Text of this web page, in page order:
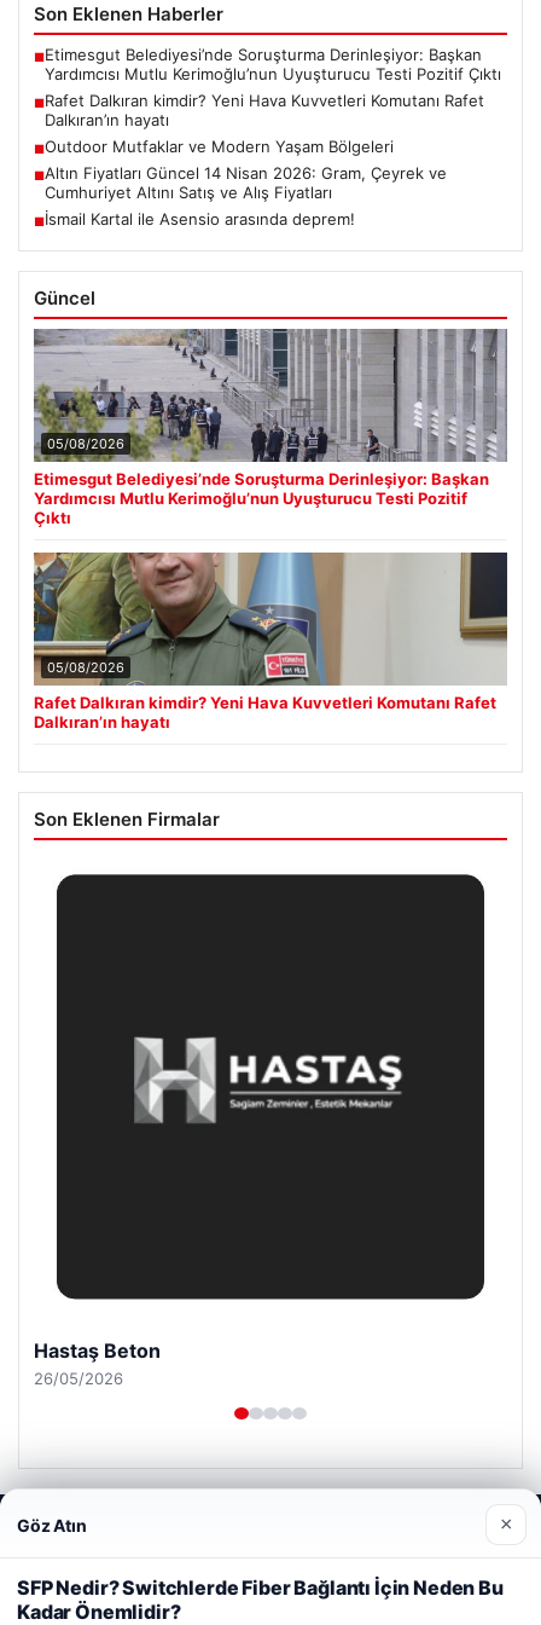
Son Eklenen Haberler
■Etimesgut Belediyesi’nde Soruşturma Derinleşiyor: Başkan
Yardımcısı Mutlu Kerimoğlu’nun Uyuşturucu Testi Pozitif Çıktı
■Rafet Dalkıran kimdir? Yeni Hava Kuvvetleri Komutanı Rafet
Dalkıran’ın hayatı
■Outdoor Mutfaklar ve Modern Yaşam Bölgeleri
■Altın Fiyatları Güncel 14 Nisan 2026: Gram, Çeyrek ve
Cumhuriyet Altını Satış ve Alış Fiyatları
■İsmail Kartal ile Asensio arasında deprem!
Güncel
05/08/2026
Etimesgut Belediyesi’nde Soruşturma Derinleşiyor: Başkan
Yardımcısı Mutlu Kerimoğlu’nun Uyuşturucu Testi Pozitif
Çıktı
05/08/2026
Rafet Dalkıran kimdir? Yeni Hava Kuvvetleri Komutanı Rafet
Dalkıran’ın hayatı
Son Eklenen Firmalar
Hastaş Beton
26/05/2026
Web sitemizi nasıl kullandığınızı daha iyi anlayabilmek,
deneyiminizi kişiselleştirmek ve geliştirmek amacıyla çerezler
kullanıyoruz. Çerez Politikamız
Reddet Kabul Et
Göz Atın ×
SFP Nedir? Switchlerde Fiber Bağlantı İçin Neden Bu
Kadar Önemlidir?